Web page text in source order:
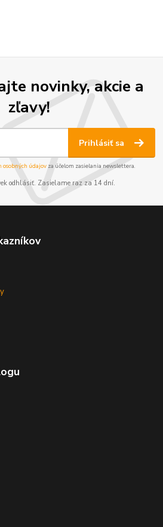
novinky, akcie a
zľavy!
Prihlásiť sa
osobných údajov za účelom zasielania newslettera.
odhlásiť. Zasielame raz za 14 dní.